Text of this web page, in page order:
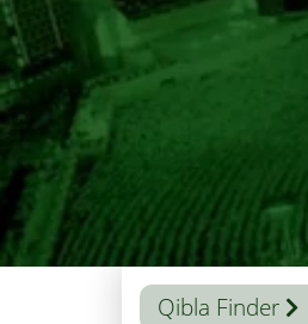
Qibla Finder